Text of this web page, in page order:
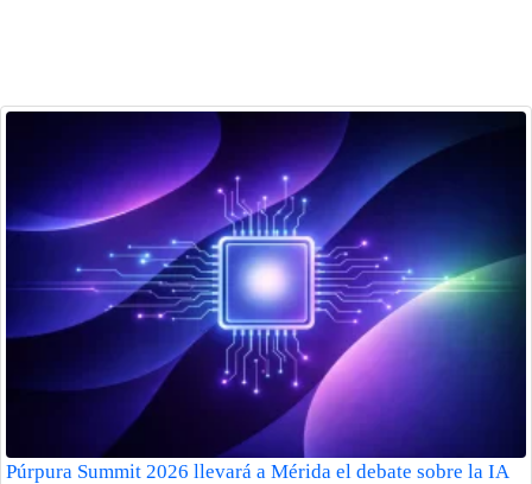
Púrpura Summit 2026 llevará a Mérida el debate sobre la IA